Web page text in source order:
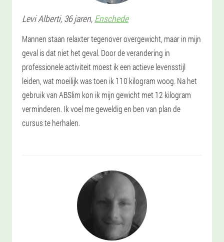
LeviAlberti, 36 jaren, Enschede
Mannen staan relaxter tegenover overgewicht, maar in mijn
geval is dat niet het geval. Door de verandering in
professionele activiteit moest ik een actieve levensstijl
leiden, wat moeilijk was toen ik 110 kilogram woog. Na het
gebruik van ABSlim kon ik mijn gewicht met 12 kilogram
verminderen. Ik voel me geweldig en ben van plan de
cursus te herhalen.